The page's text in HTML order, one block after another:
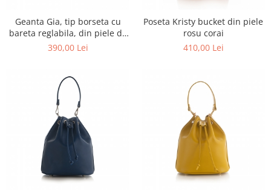
Posete
Rucsac
Mov
Visiniu
Geanta Gia, tip borseta cu
bareta reglabila, din piele de
strut nude rose
390,00 Lei
Poseta Kristy bucket din piele
rosu corai
410,00 Lei